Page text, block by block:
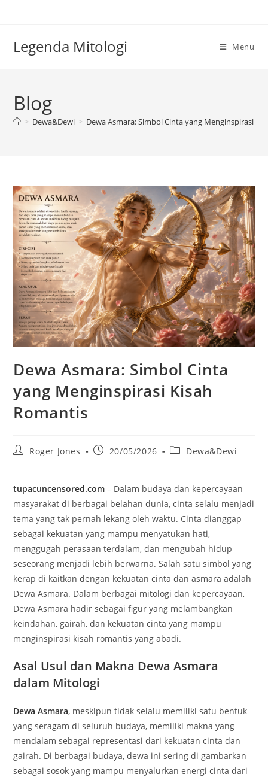
Legenda Mitologi Menu
Blog
> Dewa&Dewi > Dewa Asmara: Simbol Cinta yang Menginspirasi
Dewa Asmara: Simbol Cinta
yang Menginspirasi Kisah
Romantis
PostRoger Jones
Post20/05/2026
PostDewa&Dewi
tupacuncensored.com – Dalam budaya dan kepercayaan
masyarakat di berbagai belahan dunia, cinta selalu menjadi
tema yang tak pernah lekang oleh waktu. Cinta dianggap
sebagai kekuatan yang mampu menyatukan hati,
menggugah perasaan terdalam, dan mengubah hidup
seseorang menjadi lebih berwarna. Salah satu simbol yang
kerap di kaitkan dengan kekuatan cinta dan asmara adalah
Dewa Asmara. Dalam berbagai mitologi dan kepercayaan,
Dewa Asmara hadir sebagai figur yang melambangkan
keindahan, gairah, dan kekuatan cinta yang mampu
menginspirasi kisah romantis yang abadi.
Asal Usul dan Makna Dewa Asmara
dalam Mitologi
Dewa Asmara, meskipun tidak selalu memiliki satu bentuk
yang seragam di seluruh budaya, memiliki makna yang
mendalam sebagai representasi dari kekuatan cinta dan
gairah. Di berbagai budaya, dewa ini sering di gambarkan
sebagai sosok yang mampu menyalurkan energi cinta dari